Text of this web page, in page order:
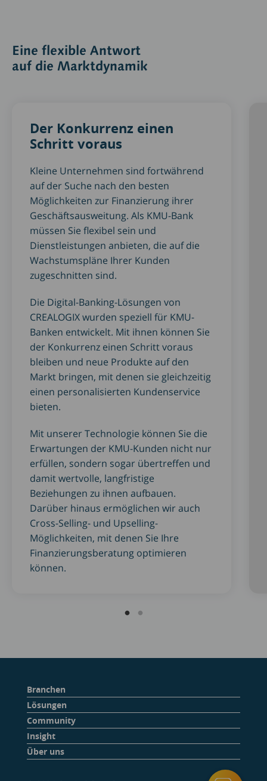
Eine flexible Antwort
auf die Marktdynamik
Der Konkurrenz einen
Schritt voraus
Kleine Unternehmen sind fortwährend
auf der Suche nach den besten
Möglichkeiten zur Finanzierung ihrer
Geschäftsausweitung. Als KMU-Bank
müssen Sie flexibel sein und
Dienstleistungen anbieten, die auf die
Wachstumspläne Ihrer Kunden
zugeschnitten sind.
Die Digital-Banking-Lösungen von
CREALOGIX wurden speziell für KMU-
Banken entwickelt. Mit ihnen können Sie
der Konkurrenz einen Schritt voraus
bleiben und neue Produkte auf den
Markt bringen, mit denen sie gleichzeitig
einen personalisierten Kundenservice
bieten.
Mit unserer Technologie können Sie die
Erwartungen der KMU-Kunden nicht nur
erfüllen, sondern sogar übertreffen und
damit wertvolle, langfristige
Beziehungen zu ihnen aufbauen.
Darüber hinaus ermöglichen wir auch
Cross-Selling- und Upselling-
Möglichkeiten, mit denen Sie Ihre
Finanzierungsberatung optimieren
können.
Branchen
Lösungen
Community
Insight
Über uns